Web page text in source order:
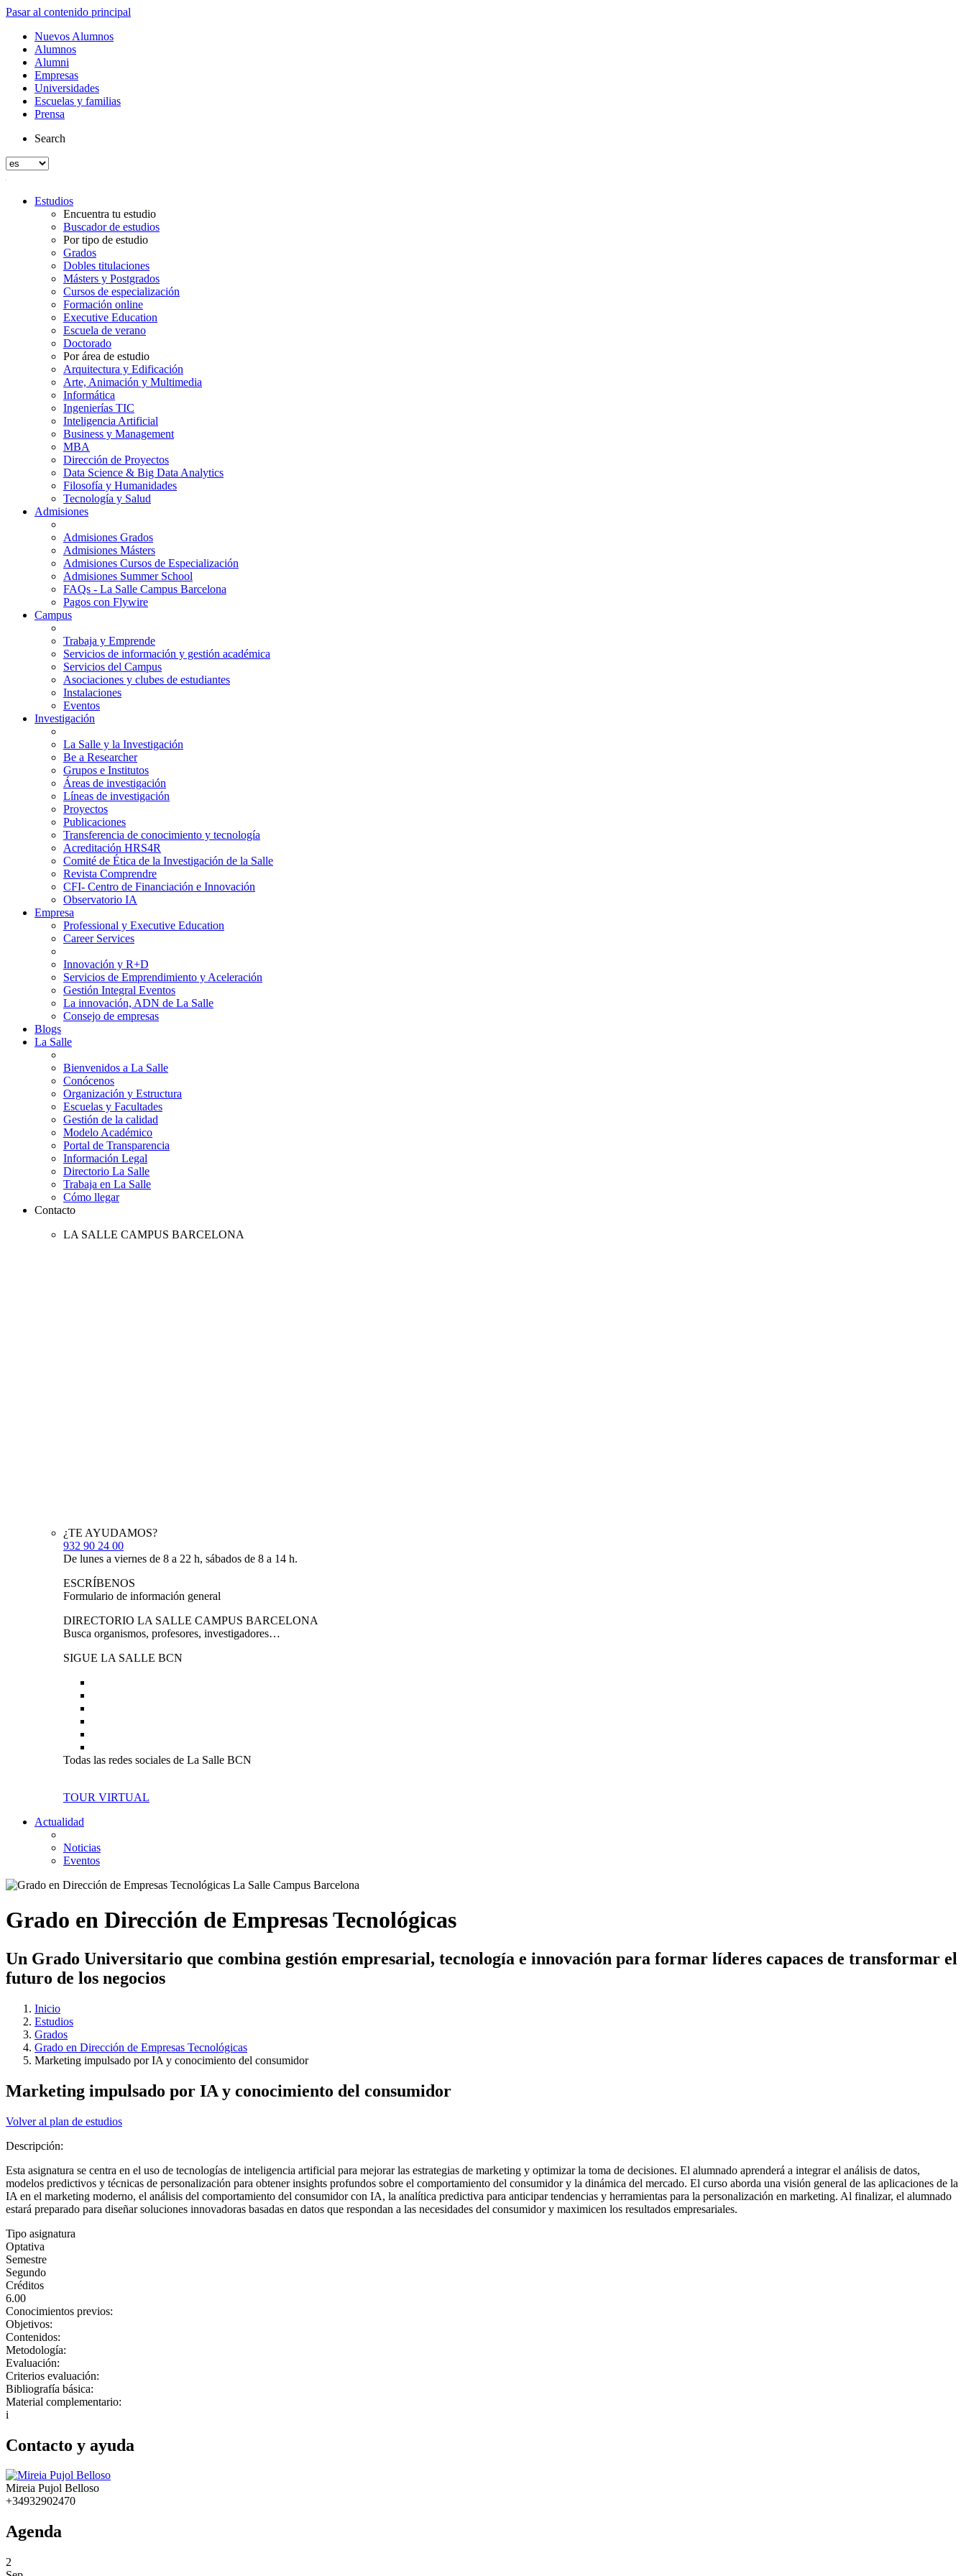
Pasar al contenido principal
Nuevos Alumnos
Alumnos
Alumni
Empresas
Universidades
Escuelas y familias
Prensa
Search
Estudios
Encuentra tu estudio
Buscador de estudios
Por tipo de estudio
Grados
Dobles titulaciones
Másters y Postgrados
Cursos de especialización
Formación online
Executive Education
Escuela de verano
Doctorado
Por área de estudio
Arquitectura y Edificación
Arte, Animación y Multimedia
Informática
Ingenierías TIC
Inteligencia Artificial
Business y Management
MBA
Dirección de Proyectos
Data Science & Big Data Analytics
Filosofía y Humanidades
Tecnología y Salud
Admisiones
Admisiones Grados
Admisiones Másters
Admisiones Cursos de Especialización
Admisiones Summer School
FAQs - La Salle Campus Barcelona
Pagos con Flywire
Campus
Trabaja y Emprende
Servicios de información y gestión académica
Servicios del Campus
Asociaciones y clubes de estudiantes
Instalaciones
Eventos
Investigación
La Salle y la Investigación
Be a Researcher
Grupos e Institutos
Áreas de investigación
Líneas de investigación
Proyectos
Publicaciones
Transferencia de conocimiento y tecnología
Acreditación HRS4R
Comité de Ética de la Investigación de la Salle
Revista Comprendre
CFI- Centro de Financiación e Innovación
Observatorio IA
Empresa
Professional y Executive Education
Career Services
Innovación y R+D
Servicios de Emprendimiento y Aceleración
Gestión Integral Eventos
La innovación, ADN de La Salle
Consejo de empresas
Blogs
La Salle
Bienvenidos a La Salle
Conócenos
Organización y Estructura
Escuelas y Facultades
Gestión de la calidad
Modelo Académico
Portal de Transparencia
Información Legal
Directorio La Salle
Trabaja en La Salle
Cómo llegar
Contacto
LA SALLE CAMPUS BARCELONA
¿TE AYUDAMOS?
932 90 24 00
De lunes a viernes de 8 a 22 h, sábados de 8 a 14 h.
ESCRÍBENOS
Formulario de información general
DIRECTORIO LA SALLE CAMPUS BARCELONA
Busca organismos, profesores, investigadores…
SIGUE LA SALLE BCN
Todas las redes sociales de La Salle BCN
TOUR VIRTUAL
Actualidad
Noticias
Eventos
Grado en Dirección de Empresas Tecnológicas
Un Grado Universitario que combina gestión empresarial, tecnología e innovación para formar líderes capaces de transformar el
futuro de los negocios
Inicio
Estudios
Grados
Grado en Dirección de Empresas Tecnológicas
Marketing impulsado por IA y conocimiento del consumidor
Marketing impulsado por IA y conocimiento del consumidor
Volver al plan de estudios
Descripción:
Esta asignatura se centra en el uso de tecnologías de inteligencia artificial para mejorar las estrategias de marketing y optimizar la toma de decisiones. El alumnado aprenderá a integrar el análisis de datos,
modelos predictivos y técnicas de personalización para obtener insights profundos sobre el comportamiento del consumidor y la dinámica del mercado. El curso aborda una visión general de las aplicaciones de la
IA en el marketing moderno, el análisis del comportamiento del consumidor con IA, la analítica predictiva para anticipar tendencias y herramientas para la personalización en marketing. Al finalizar, el alumnado
estará preparado para diseñar soluciones innovadoras basadas en datos que respondan a las necesidades del consumidor y maximicen los resultados empresariales.
Tipo asignatura
Optativa
Semestre
Segundo
Créditos
6.00
Conocimientos previos:
Objetivos:
Contenidos:
Metodología:
Evaluación:
Criterios evaluación:
Bibliografía básica:
Material complementario:
i
Contacto y ayuda
Mireia Pujol Belloso
+34932902470
Agenda
2